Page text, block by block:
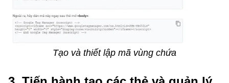
Tạo và thiết lập mã vùng chứa